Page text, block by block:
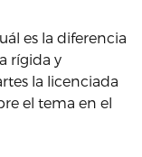
es la diferencia
rígida y
la licenciada
el tema en el